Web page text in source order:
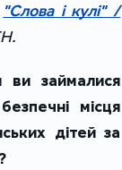
"Слова і кулі" /
ви займалися
місця
дітей за